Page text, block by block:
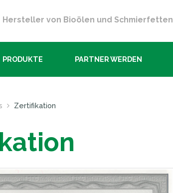
Hersteller von Bioölen und Schmierfetten
PRODUKTE PARTNER WERDEN
Zertifikation